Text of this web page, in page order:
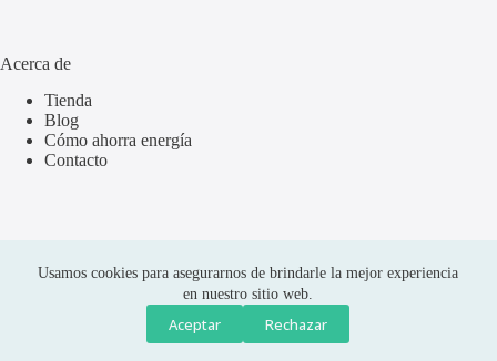
Usamos cookies para asegurarnos de brindarle la mejor experiencia
en nuestro sitio web.
Aceptar Rechazar
Acerca de
Tienda
Blog
Cómo ahorra energía
Contacto